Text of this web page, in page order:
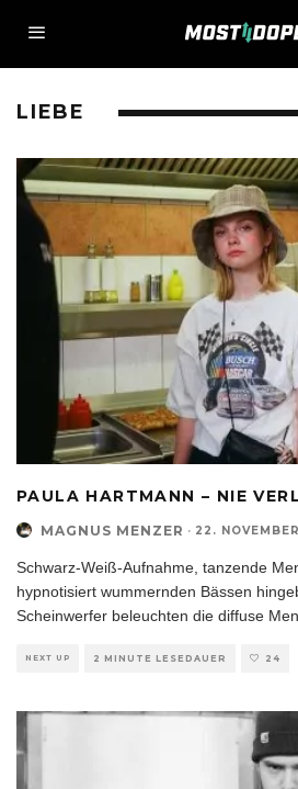
LIEBE
PAULA HARTMANN – NIE
MAGNUS MENZER · 22.
Schwarz-Weiß-Aufnahme, tanzende
hypnotisiert wummernden Bässen
Scheinwerfer beleuchten die diffuse
NEXT UP 2 MINUTE LESEDAUER 24